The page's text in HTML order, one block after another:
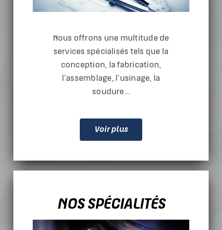
Nous offrons une multitude de
services spécialisés tels que la
conception, la fabrication,
l’assemblage, l’usinage, la
soudure…
Voir plus
NOS SPÉCIALITÉS